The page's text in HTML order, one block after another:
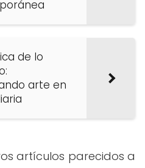
de lo
arte en
artículos parecidos a